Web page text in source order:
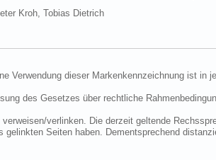
Kroh, Tobias Dietrich
Verwendung dieser Markenkennzeichnung ist in
des Gesetzes über rechtliche
verlinken. Die derzeit geltende
Seiten haben. Dementsprechend